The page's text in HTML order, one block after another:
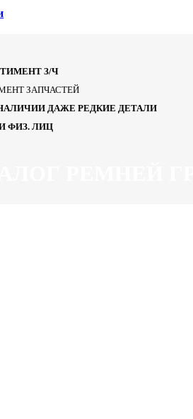
З/Ч
ЗАПЧАСТЕЙ
ДАЖЕ РЕДКИЕ ДЕТАЛИ
ФИЗ. ЛИЦ